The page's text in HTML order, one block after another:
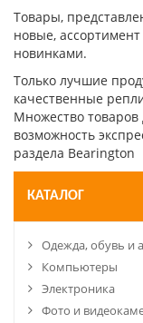
КАТАЛОГ
Одежда, обувь и
Компьютеры
Электроника
Фото и
Товары,
новые,
новинками.
Только лучшие
качественные
Множество товаров
возможность
раздела Bearington